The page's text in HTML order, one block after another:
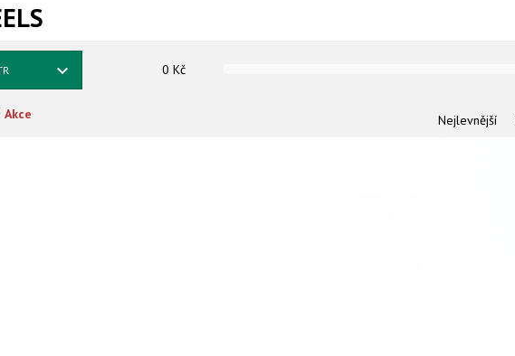
0 Kč
Akce Nejlevnější